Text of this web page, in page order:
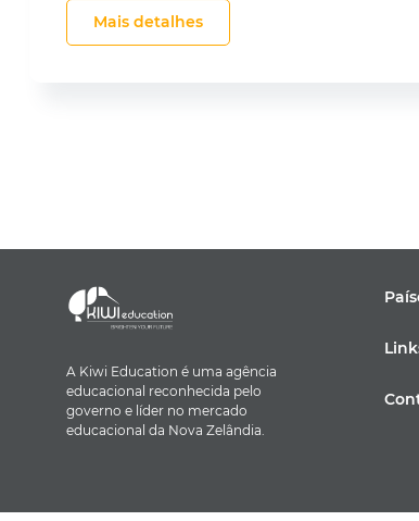
Mais detalhes
A Kiwi Education é uma agência
educacional reconhecida pelo
governo e líder no mercado
educacional da Nova Zelândia.